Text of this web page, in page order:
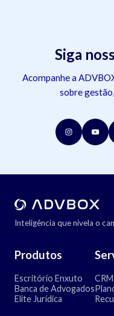
Siga
Acompanhe a
sobre
Inteligência que nivela o
Produtos
Escritório Enxuto
Banca de Advogados
Elite Jurídica